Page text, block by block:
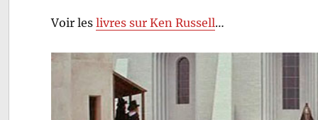
Voir leslivres sur Ken Russell…